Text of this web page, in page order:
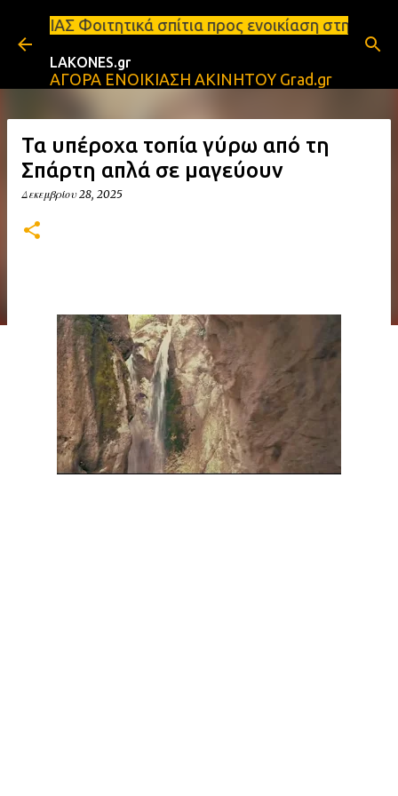
Μετάβαση στο κύριο περιεχόμενο
σπίτια προς ενοικίαση στη Σπάρτη
LAKONES.gr
ΑΓΟΡΑ ΕΝΟΙΚΙΑΣΗ ΑΚΙΝΗΤΟΥ Grad.gr
Τα υπέροχα τοπία γύρω από τη
Σπάρτη απλά σε μαγεύουν
Δεκεμβρίου 28, 2025